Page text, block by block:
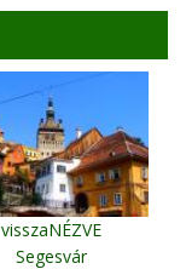
visszaNÉZVE
Segesvár